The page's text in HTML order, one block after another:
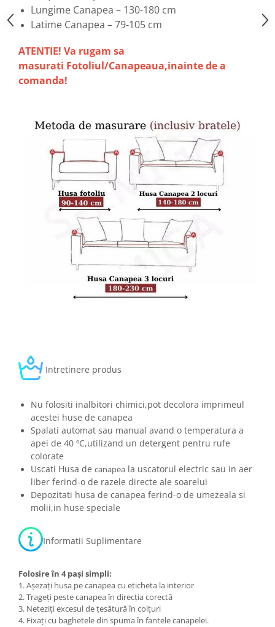
Lungime Canapea – 130-180 cm
Latime Canapea – 79-105 cm
ATENTIE! Va rugam sa
masurati Fotoliul/Canapeaua,inainte de a
comanda!
Intretinere produs
Nu folositi inalbitori chimici,pot decolora imprimeul
acestei huse de canapea
Spalati automat sau manual avand o temperatura a
apei de 40 ºC,utilizand un detergent pentru rufe
colorate
Uscati Husa de canapea la uscatorul electric sau in aer
liber ferind-o de razele directe ale soarelui
Depozitati husa de canapea ferind-o de umezeala si
molii,in huse speciale
Informatii Suplimentare
Folosire în 4 pași simpli:
1. Așezați husa pe canapea cu eticheta la interior
2. Trageți peste canapea în direcția corectă
3. Neteziți excesul de țesătură în colțuri
4. Fixați cu baghetele din spuma în fantele canapelei.